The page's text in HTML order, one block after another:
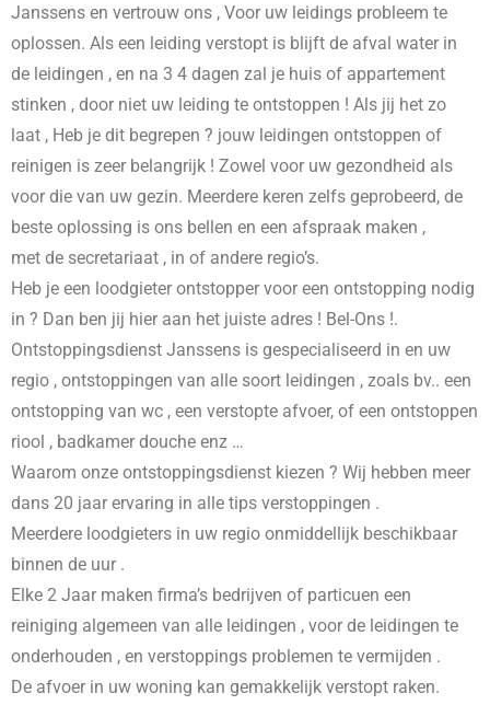
Janssens en vertrouw ons , Voor uw leidings probleem te
oplossen. Als een leiding verstopt is blijft de afval water in
de leidingen , en na 3 4 dagen zal je huis of appartement
stinken , door niet uw leiding te ontstoppen ! Als jij het zo
laat , Heb je dit begrepen ? jouw leidingen ontstoppen of
reinigen is zeer belangrijk ! Zowel voor uw gezondheid als
voor die van uw gezin. Meerdere keren zelfs geprobeerd, de
beste oplossing is ons bellen en een afspraak maken ,
met de secretariaat , in of andere regio’s.
Heb je een loodgieter ontstopper voor een ontstopping nodig
in ? Dan ben jij hier aan het juiste adres ! Bel-Ons !.
Ontstoppingsdienst Janssens is gespecialiseerd in en uw
regio , ontstoppingen van alle soort leidingen , zoals bv.. een
ontstopping van wc , een verstopte afvoer, of een ontstoppen
riool , badkamer douche enz …
Waarom onze ontstoppingsdienst kiezen ? Wij hebben meer
dans 20 jaar ervaring in alle tips verstoppingen .
Meerdere loodgieters in uw regio onmiddellijk beschikbaar
binnen de uur .
Elke 2 Jaar maken firma’s bedrijven of particuen een
reiniging algemeen van alle leidingen , voor de leidingen te
onderhouden , en verstoppings problemen te vermijden .
De afvoer in uw woning kan gemakkelijk verstopt raken.